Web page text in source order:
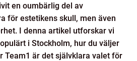
en oumbärlig del av
för estetikens skull, men även
I denna artikel utforskar vi
i Stockholm, hur du väljer
Team1 är det självklara valet för